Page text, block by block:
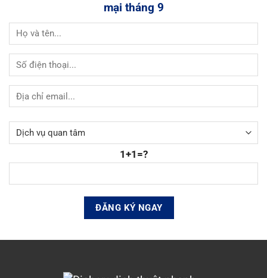
mại tháng 9
1+1=?